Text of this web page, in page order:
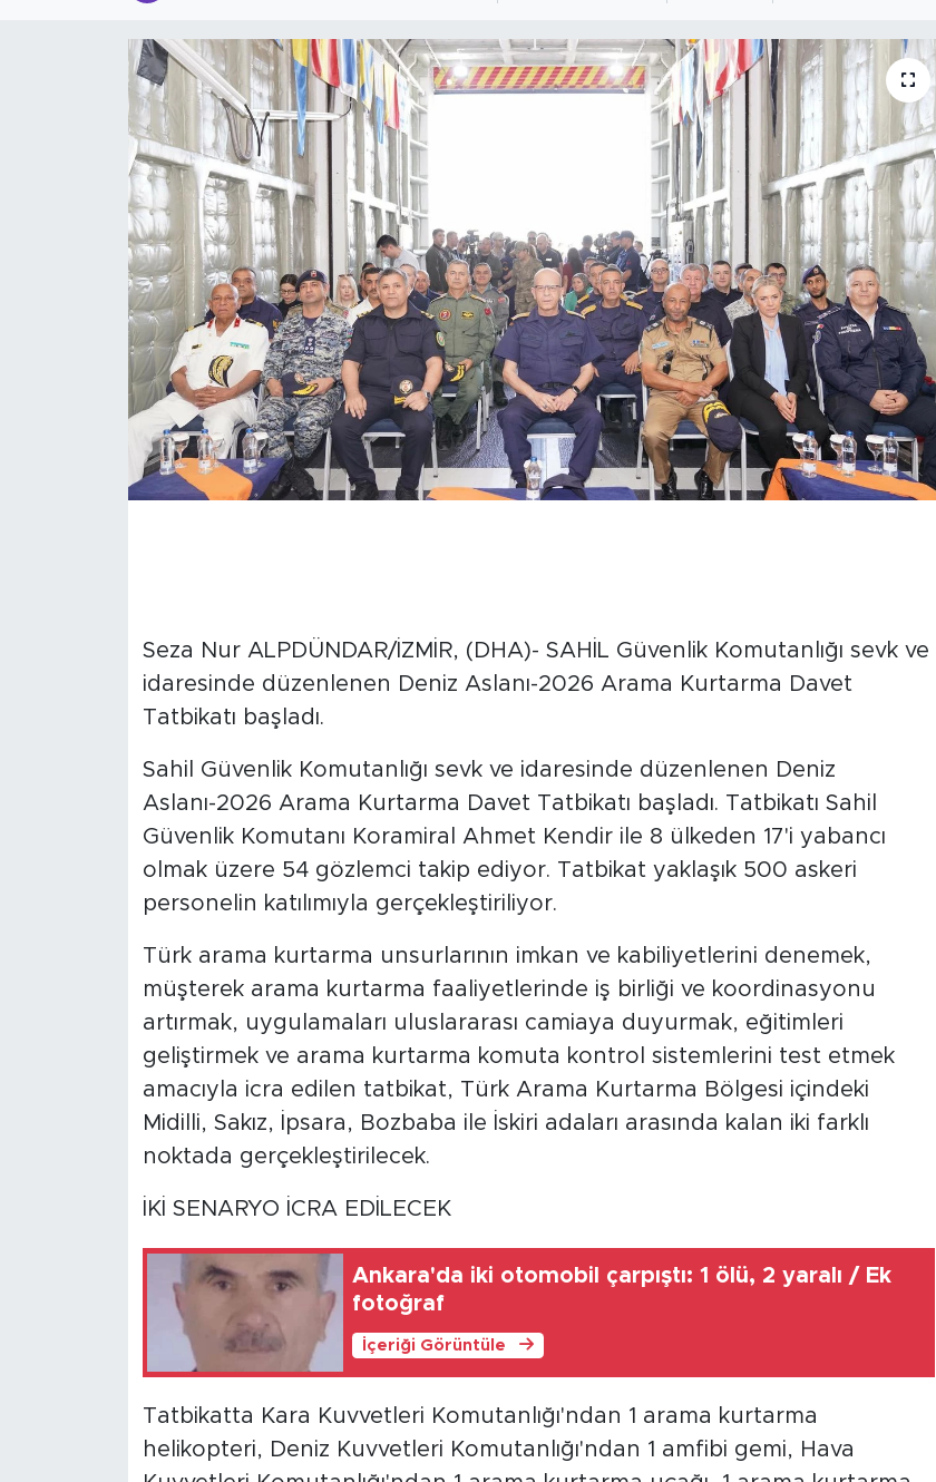
Seza Nur ALPDÜNDAR/İZMİR, (DHA)- SAHİL Güvenlik Komutanlığı sevk ve
idaresinde düzenlenen Deniz Aslanı-2026 Arama Kurtarma Davet
Tatbikatı başladı.
Sahil Güvenlik Komutanlığı sevk ve idaresinde düzenlenen Deniz
Aslanı-2026 Arama Kurtarma Davet Tatbikatı başladı. Tatbikatı Sahil
Güvenlik Komutanı Koramiral Ahmet Kendir ile 8 ülkeden 17'i yabancı
olmak üzere 54 gözlemci takip ediyor. Tatbikat yaklaşık 500 askeri
personelin katılımıyla gerçekleştiriliyor.
Türk arama kurtarma unsurlarının imkan ve kabiliyetlerini denemek,
müşterek arama kurtarma faaliyetlerinde iş birliği ve koordinasyonu
artırmak, uygulamaları uluslararası camiaya duyurmak, eğitimleri
geliştirmek ve arama kurtarma komuta kontrol sistemlerini test etmek
amacıyla icra edilen tatbikat, Türk Arama Kurtarma Bölgesi içindeki
Midilli, Sakız, İpsara, Bozbaba ile İskiri adaları arasında kalan iki farklı
noktada gerçekleştirilecek.
İKİ SENARYO İCRA EDİLECEK
Ankara'da iki otomobil çarpıştı: 1 ölü, 2 yaralı / Ek
fotoğraf
İçeriği Görüntüle
Tatbikatta Kara Kuvvetleri Komutanlığı'ndan 1 arama kurtarma
helikopteri, Deniz Kuvvetleri Komutanlığı'ndan 1 amfibi gemi, Hava